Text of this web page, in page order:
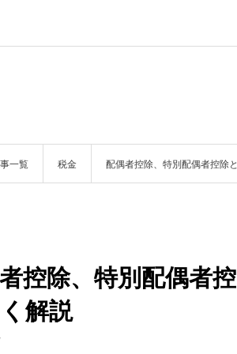
一覧 税金 配偶者控除、特別配偶者控
控除、特別配偶者
解説